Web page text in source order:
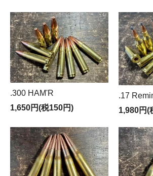
.300 HAM'R
1,650円(税150円)
.17
1,980円(